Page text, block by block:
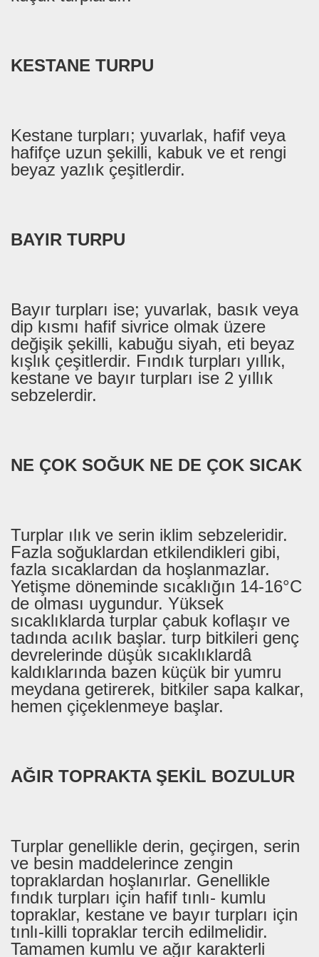
KESTANE TURPU
Kestane turpları; yuvarlak, hafif veya
hafifçe uzun şekilli, kabuk ve et rengi
beyaz yazlık çeşitlerdir.
BAYIR TURPU
Bayır turpları ise; yuvarlak, basık veya
dip kısmı hafif sivrice olmak üzere
değişik şekilli, kabuğu siyah, eti beyaz
kışlık çeşitlerdir. Fındık turpları yıllık,
kestane ve bayır turpları ise 2 yıllık
sebzelerdir.
NE ÇOK SOĞUK NE DE ÇOK SICAK
Turplar ılık ve serin iklim sebzeleridir.
Fazla soğuklardan etkilendikleri gibi,
fazla sıcaklardan da hoşlanmazlar.
Yetişme döneminde sıcaklığın 14-16°C
de olması uygundur. Yüksek
sıcaklıklarda turplar çabuk koflaşır ve
tadında acılık başlar. turp bitkileri genç
devrelerinde düşük sıcaklıklardâ
kaldıklarında bazen küçük bir yumru
meydana getirerek, bitkiler sapa kalkar,
hemen çiçeklenmeye başlar.
AĞIR TOPRAKTA ŞEKİL BOZULUR
Turplar genellikle derin, geçirgen, serin
ve besin maddelerince zengin
topraklardan hoşlanırlar. Genellikle
fındık turpları için hafif tınlı- kumlu
topraklar, kestane ve bayır turpları için
tınlı-killi topraklar tercih edilmelidir.
Tamamen kumlu ve ağır karakterli